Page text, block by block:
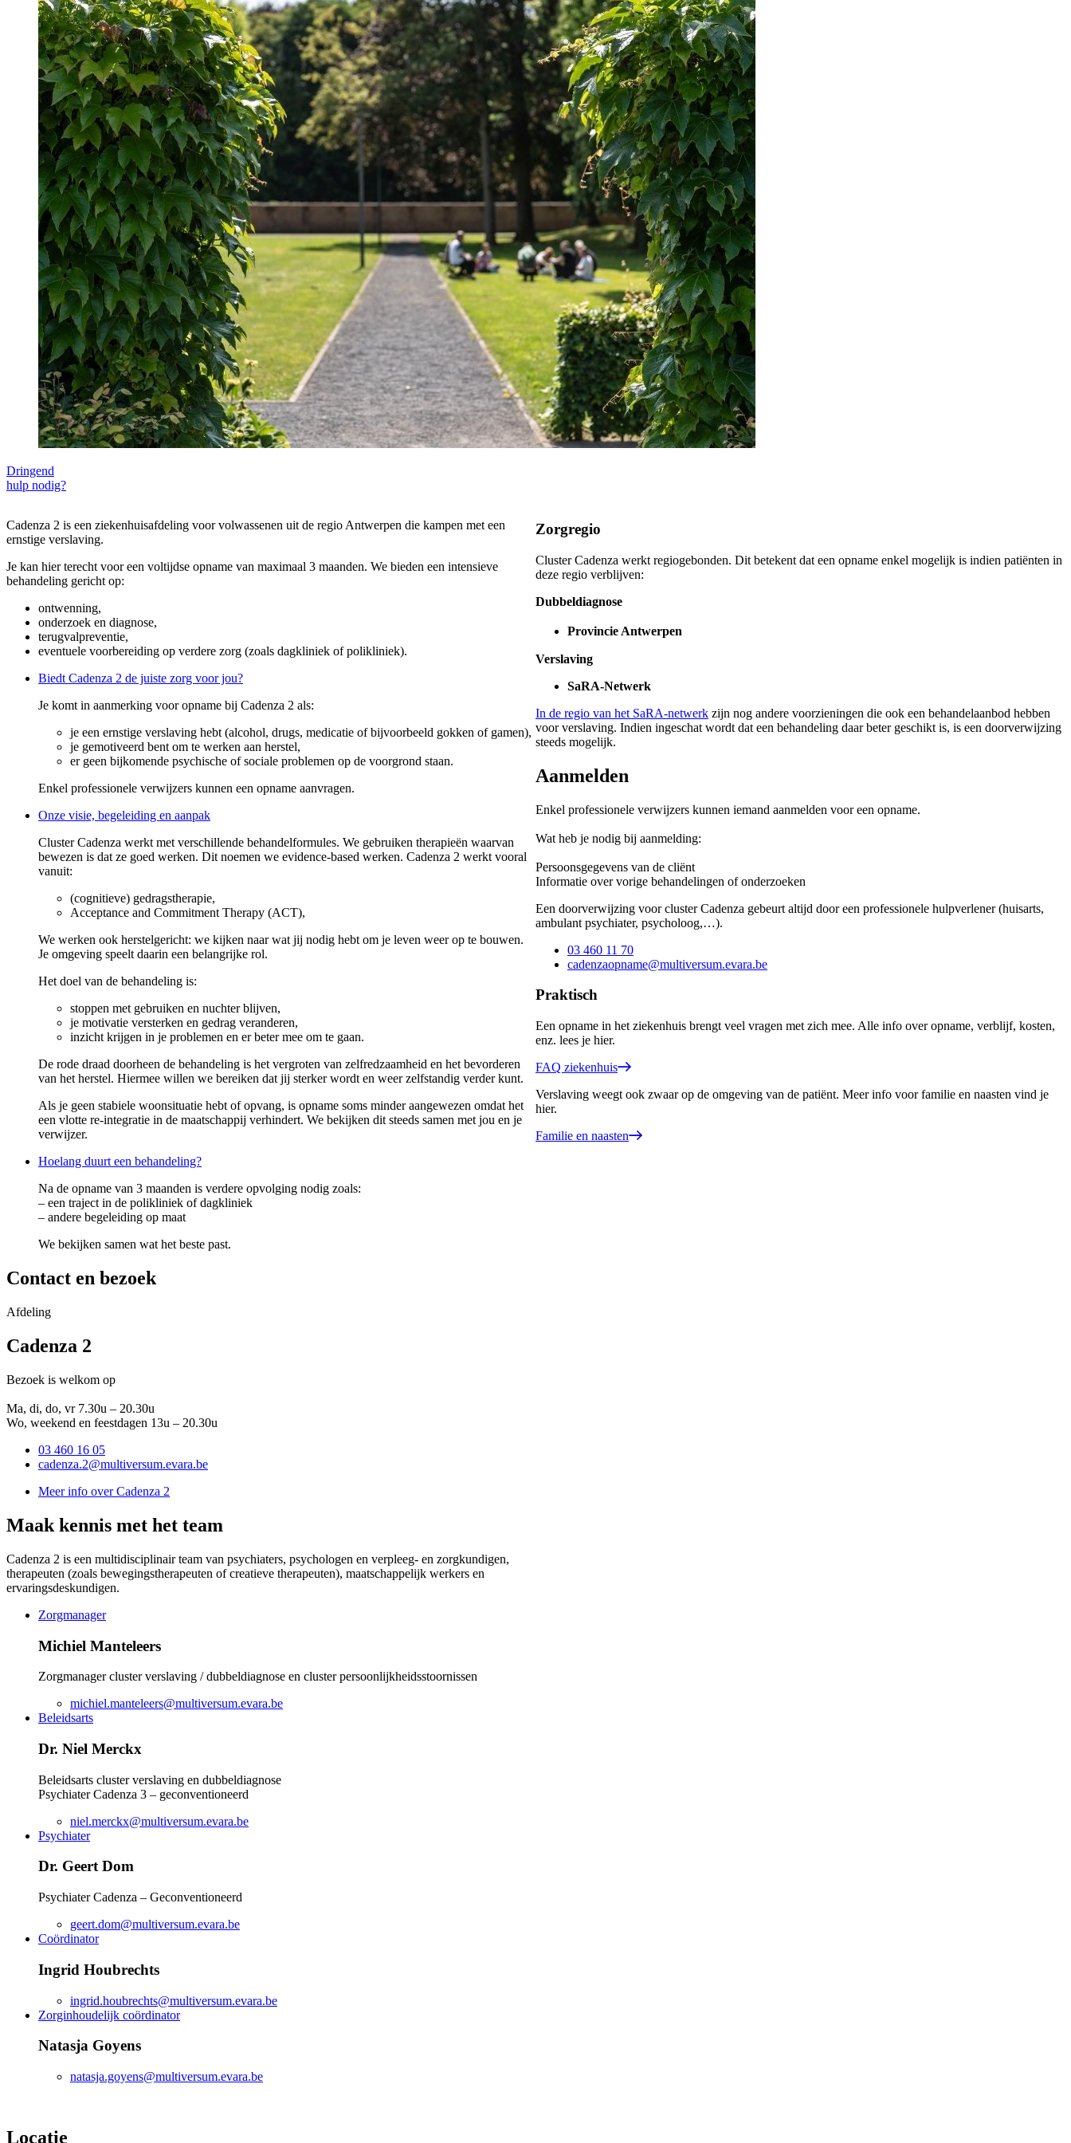
Dringend
hulp nodig?
Cadenza 2 is een ziekenhuisafdeling voor volwassenen uit de regio Antwerpen die kampen met een
ernstige verslaving.
Je kan hier terecht voor een voltijdse opname van maximaal 3 maanden. We bieden een intensieve
behandeling gericht op:
ontwenning,
onderzoek en diagnose,
terugvalpreventie,
eventuele voorbereiding op verdere zorg (zoals dagkliniek of polikliniek).
Biedt Cadenza 2 de juiste zorg voor jou?
Je komt in aanmerking voor opname bij Cadenza 2 als:
je een ernstige verslaving hebt (alcohol, drugs, medicatie of bijvoorbeeld gokken of gamen),
je gemotiveerd bent om te werken aan herstel,
er geen bijkomende psychische of sociale problemen op de voorgrond staan.
Enkel professionele verwijzers kunnen een opname aanvragen.
Onze visie, begeleiding en aanpak
Cluster Cadenza werkt met verschillende behandelformules. We gebruiken therapieën waarvan
bewezen is dat ze goed werken. Dit noemen we evidence-based werken. Cadenza 2 werkt vooral
vanuit:
(cognitieve) gedragstherapie,
Acceptance and Commitment Therapy (ACT),
We werken ook herstelgericht: we kijken naar wat jij nodig hebt om je leven weer op te bouwen.
Je omgeving speelt daarin een belangrijke rol.
Het doel van de behandeling is:
stoppen met gebruiken en nuchter blijven,
je motivatie versterken en gedrag veranderen,
inzicht krijgen in je problemen en er beter mee om te gaan.
De rode draad doorheen de behandeling is het vergroten van zelfredzaamheid en het bevorderen
van het herstel. Hiermee willen we bereiken dat jij sterker wordt en weer zelfstandig verder kunt.
Als je geen stabiele woonsituatie hebt of opvang, is opname soms minder aangewezen omdat het
een vlotte re-integratie in de maatschappij verhindert. We bekijken dit steeds samen met jou en je
verwijzer.
Hoelang duurt een behandeling?
Na de opname van 3 maanden is verdere opvolging nodig zoals:
– een traject in de polikliniek of dagkliniek
– andere begeleiding op maat
We bekijken samen wat het beste past.
Contact en bezoek
Afdeling
Cadenza 2
Bezoek is welkom op
Ma, di, do, vr 7.30u – 20.30u
Wo, weekend en feestdagen 13u – 20.30u
03 460 16 05
cadenza.2@multiversum.evara.be
Meer info over Cadenza 2
Maak kennis met het team
Cadenza 2 is een multidisciplinair team van psychiaters, psychologen en verpleeg- en zorgkundigen,
therapeuten (zoals bewegingstherapeuten of creatieve therapeuten), maatschappelijk werkers en
ervaringsdeskundigen.
Zorgmanager
Michiel Manteleers
Zorgmanager cluster verslaving / dubbeldiagnose en cluster persoonlijkheidsstoornissen
michiel.manteleers@multiversum.evara.be
Beleidsarts
Dr. Niel Merckx
Beleidsarts cluster verslaving en dubbeldiagnose
Psychiater Cadenza 3 – geconventioneerd
niel.merckx@multiversum.evara.be
Psychiater
Dr. Geert Dom
Psychiater Cadenza – Geconventioneerd
geert.dom@multiversum.evara.be
Coördinator
Ingrid Houbrechts
ingrid.houbrechts@multiversum.evara.be
Zorginhoudelijk coördinator
Natasja Goyens
natasja.goyens@multiversum.evara.be
Zorgregio
Cluster Cadenza werkt regiogebonden. Dit betekent dat een opname enkel mogelijk is indien patiënten in
deze regio verblijven:
Dubbeldiagnose
Provincie Antwerpen
Verslaving
SaRA-Netwerk
In de regio van het SaRA-netwerk zijn nog andere voorzieningen die ook een behandelaanbod hebben
voor verslaving. Indien ingeschat wordt dat een behandeling daar beter geschikt is, is een doorverwijzing
steeds mogelijk.
Aanmelden
Enkel professionele verwijzers kunnen iemand aanmelden voor een opname.
Wat heb je nodig bij aanmelding:
Persoonsgegevens van de cliënt
Informatie over vorige behandelingen of onderzoeken
Een doorverwijzing voor cluster Cadenza gebeurt altijd door een professionele hulpverlener (huisarts,
ambulant psychiater, psycholoog,…).
03 460 11 70
cadenzaopname@multiversum.evara.be
Praktisch
Een opname in het ziekenhuis brengt veel vragen met zich mee. Alle info over opname, verblijf, kosten,
enz. lees je hier.
FAQ ziekenhuis
Verslaving weegt ook zwaar op de omgeving van de patiënt. Meer info voor familie en naasten vind je
hier.
Familie en naasten
Locatie